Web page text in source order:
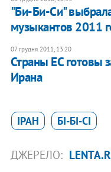
"Би-Би-Си"
музыкантов 2011
07 грудня 2011, 13:20
Страны ЕС готовы
Ирана
ІРАН БІ-БІ-СІ
ДЖЕРЕЛО: